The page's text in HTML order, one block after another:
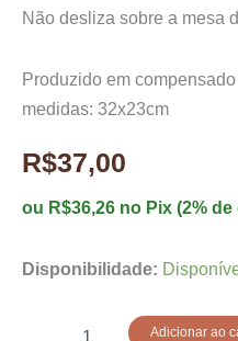
de
Não desliza sobre a mesa
Produzido em
medidas: 32x23cm
R$37,00
ou R$36,26 no Pix (2%
Disponibilidade:
Adicionar ao